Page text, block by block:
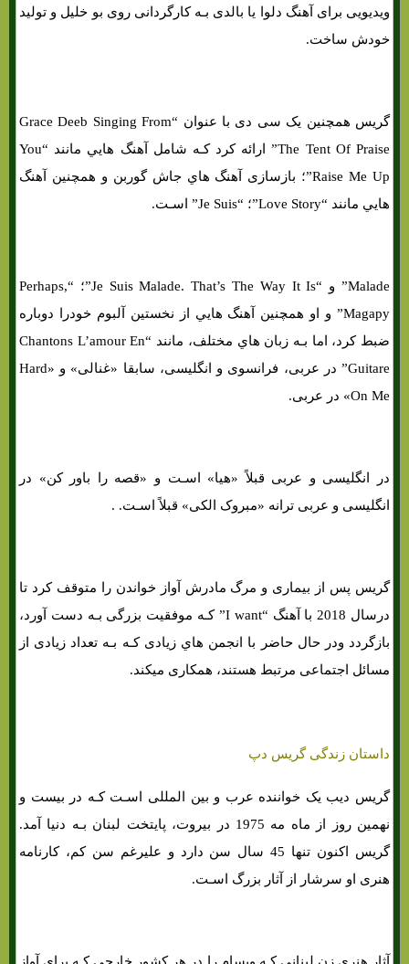
ویدیویی برای آهنگ دلوا یا بالدی بـه کارگردانی روی بو خلیل و تولید
خودش ساخت.
گریس همچنین یک سی دی با عنوان “Grace Deeb Singing From
The Tent Of Praise” ارائه کرد کـه شامل آهنگ هایي مانند “You
Raise Me Up”؛ بازسازی آهنگ هاي‌ جاش گوربن و همچنین آهنگ
هایي مانند “Love Story”؛ “Je Suis” اسـت.
Malade” و “Je Suis Malade. That’s The Way It Is”؛ “Perhaps,
Magapy” و او همچنین آهنگ هایي از نخستین آلبوم خودرا دوباره
ضبط کرد، اما بـه زبان هاي‌ مختلف، مانند “Chantons L’amour En
Guitare” در عربی، فرانسوی و انگلیسی، سابقا «غنالی» و «Hard
On Me» در عربی.
در انگلیسی و عربی قبلاً «هیا» اسـت و «قصه را باور کن» در
انگلیسی و عربی ترانه «مبروک الکی» قبلاً اسـت. .
گریس پس از بیماری و مرگ مادرش آواز خواندن را متوقف کرد تا
درسال 2018 با آهنگ “I want” کـه موفقیت بزرگی بـه دست آورد،
بازگردد ودر حال حاضر با انجمن هاي‌ زیادی کـه بـه تعداد زیادی از
مسائل اجتماعی مرتبط هستند، همکاری میکند.
داستان زندگی گریس دپ
گریس دیب یک خواننده عرب و بین المللی اسـت کـه در بیست و
نهمین روز از ماه مه 1975 در بیروت، پایتخت لبنان بـه دنیا آمد.
گریس اکنون تنها 45 سال سن دارد و علیرغم سن کم، کارنامه
هنری او سرشار از آثار بزرگ اسـت.